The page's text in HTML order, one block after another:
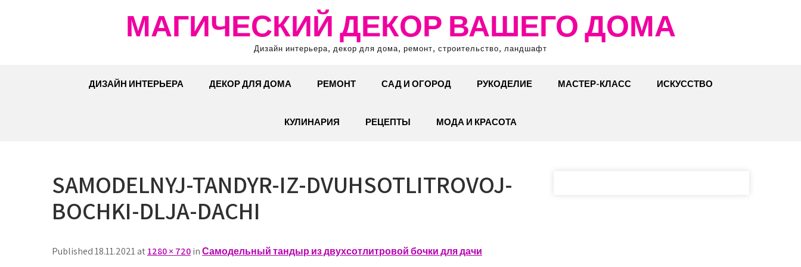
МАГИЧЕСКИЙ ДЕКОР ВАШЕГО ДОМА
Дизайн интерьера, декор для дома, ремонт, строительство, ландшафт
ДИЗАЙН ИНТЕРЬЕРА ДЕКОР ДЛЯ ДОМА РЕМОНТ САД И ОГОРОД РУКОДЕЛИЕ МАСТЕР-КЛАСС ИСКУССТВО
КУЛИНАРИЯ РЕЦЕПТЫ МОДА И КРАСОТА
SAMODELNYJ-TANDYR-IZ-DVUHSOTLITROVOJ-
BOCHKI-DLJA-DACHI
Published 18.11.2021 at1280 × 720inСамодельный тандыр из двухсотлитровой бочки для дачи